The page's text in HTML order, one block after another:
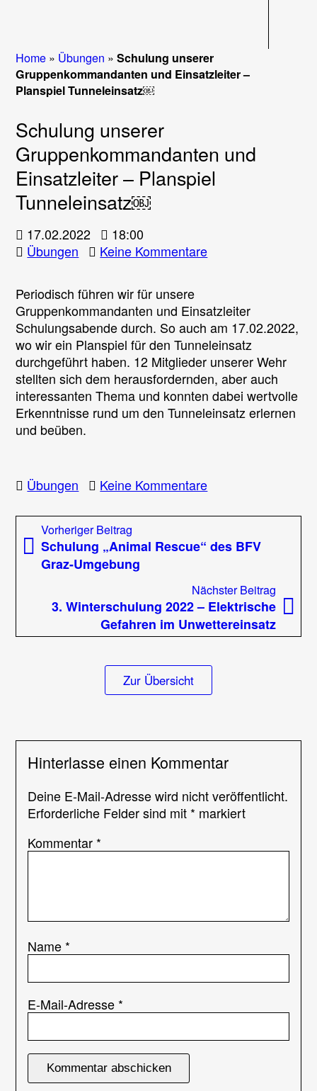
Home » Übungen »Schulung unserer
Gruppenkommandanten und Einsatzleiter –
Planspiel Tunneleinsatz￼
Schulung unserer
Gruppenkommandanten und
Einsatzleiter – Planspiel
Tunneleinsatz￼
17.02.2022
18:00
Übungen
Keine Kommentarezu
und
Einsatzleiter
–
Planspiel
Tunneleinsatz
￼
Periodisch führen wir für unsere
Gruppenkommandanten und Einsatzleiter
Schulungsabende durch. So auch am 17.02.2022,
wo wir ein Planspiel für den Tunneleinsatz
durchgeführt haben. 12 Mitglieder unserer Wehr
stellten sich dem herausfordernden, aber auch
interessanten Thema und konnten dabei wertvolle
Erkenntnisse rund um den Tunneleinsatz erlernen
und beüben.
Übungen Keine Kommentarezu
unserer
und
–
Planspiel
Tunneleinsatz
￼
Beitragsnavigation
Vorheriger Beitrag
Beitrag:
Schulung „Animal Rescue“ des BFV
Graz-Umgebung
Nächster Beitrag
3. Winterschulung 2022 – Elektrische
Gefahren im Unwettereinsatz
Zur Übersicht
Hinterlasse einen Kommentar
Deine E-Mail-Adresse wird nicht veröffentlicht.
Erforderliche Felder sind mit * markiert
Kommentar *
Name *
E-Mail-Adresse *